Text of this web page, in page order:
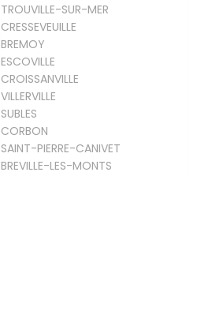
TROUVILLE-SUR-MER
CRESSEVEUILLE
BREMOY
ESCOVILLE
CROISSANVILLE
VILLERVILLE
SUBLES
CORBON
SAINT-PIERRE-CANIVET
BREVILLE-LES-MONTS